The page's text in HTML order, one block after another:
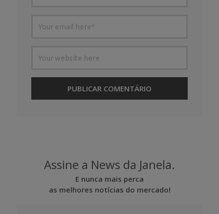
Assine a News da Janela.
E nunca mais perca
as melhores notícias do mercado!